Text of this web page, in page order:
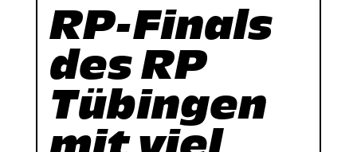
RP-Finals
des RP
Tübingen